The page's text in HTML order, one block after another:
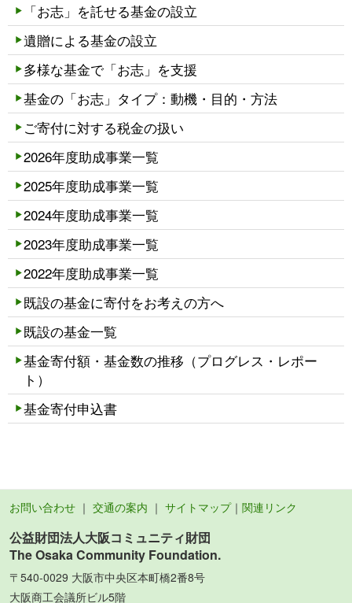
「お志」を託せる基金の設立
遺贈による基金の設立
多様な基金で「お志」を支援
基金の「お志」タイプ：動機・目的・方法
ご寄付に対する税金の扱い
2026年度助成事業一覧
2025年度助成事業一覧
2024年度助成事業一覧
2023年度助成事業一覧
2022年度助成事業一覧
既設の基金に寄付をお考えの方へ
既設の基金一覧
基金寄付額・基金数の推移（プログレス・レポー
ト）
基金寄付申込書
公益財団法人大阪コミュニティ財団
The Osaka Community Foundation.
〒540-0029 大阪市中央区本町橋2番8号
大阪商工会議所ビル5階
お問い合わせ ｜ 交通の案内 ｜ サイトマップ｜ 関連リンク